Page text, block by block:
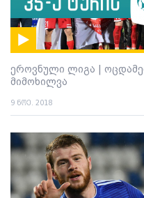
ეროვნული ლიგა |
მიმოხილვა
9 ნოე. 2018